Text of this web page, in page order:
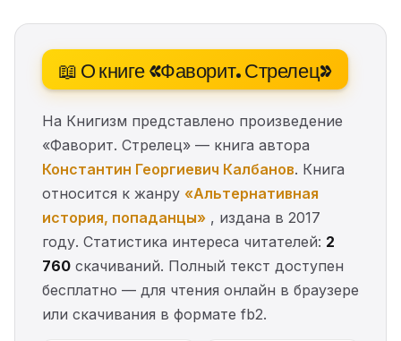
📖 О книге «Фаворит. Стрелец»
На Книгизм представлено произведение
«Фаворит. Стрелец» — книга автора
Константин Георгиевич Калбанов. Книга
относится к жанру «Альтернативная
история, попаданцы» , издана в 2017
году. Статистика интереса читателей: 2
760 скачиваний. Полный текст доступен
бесплатно — для чтения онлайн в браузере
или скачивания в формате fb2.